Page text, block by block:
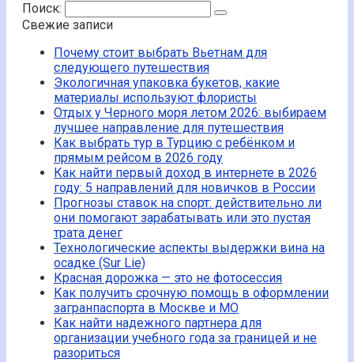
Поиск:
Свежие записи
Почему стоит выбрать Вьетнам для
следующего путешествия
Экологичная упаковка букетов, какие
материалы используют флористы
Отдых у Черного моря летом 2026: выбираем
лучшее направление для путешествия
Как выбрать тур в Турцию с ребёнком и
прямым рейсом в 2026 году
Как найти первый доход в интернете в 2026
году: 5 направлений для новичков в России
Прогнозы ставок на спорт: действительно ли
они помогают зарабатывать или это пустая
трата денег
Технологические аспекты выдержки вина на
осадке (Sur Lie)
Красная дорожка — это не фотосессия
Как получить срочную помощь в оформлении
загранпаспорта в Москве и МО
Как найти надежного партнера для
организации учебного года за границей и не
разориться